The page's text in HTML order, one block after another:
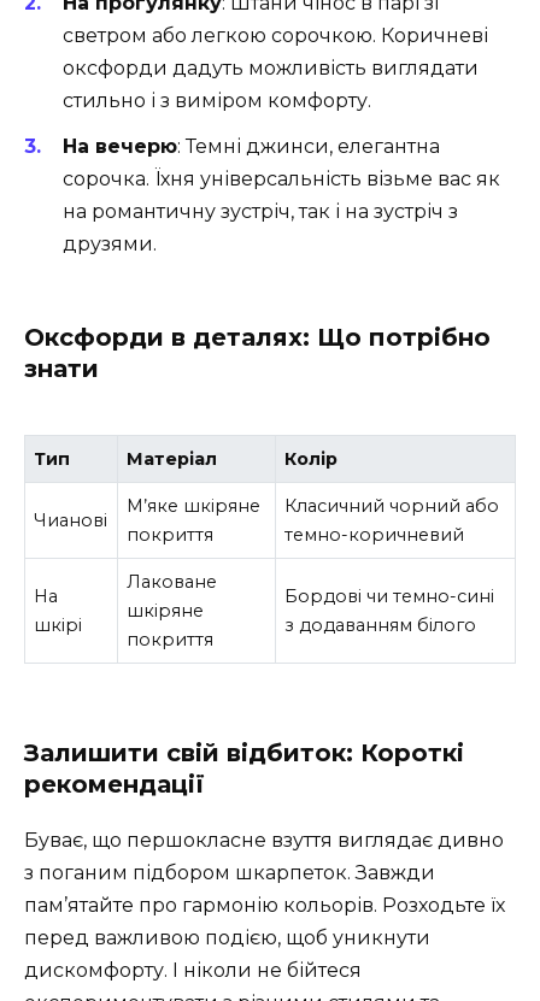
светром або легкою сорочкою. Коричневі
оксфорди дадуть можливість виглядати
стильно і з виміром комфорту.
На вечерю: Темні джинси, елегантна
сорочка. Їхня універсальність візьме вас як
на романтичну зустріч, так і на зустріч з
друзями.
Оксфорди в деталях: Що потрібно
знати
Тип Матеріал Колір
Чианові
М’яке шкіряне
покриття
Класичний чорний або
темно-коричневий
На
шкірі
Лаковане
шкіряне
покриття
Бордові чи темно-сині
з додаванням білого
Залишити свій відбиток: Короткі
рекомендації
Буває, що першокласне взуття виглядає дивно
з поганим підбором шкарпеток. Завжди
пам’ятайте про гармонію кольорів. Розходьте їх
перед важливою подією, щоб уникнути
дискомфорту. І ніколи не бійтеся